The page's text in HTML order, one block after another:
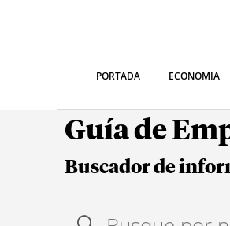
PORTADA ECONOMIA
Guía de
Buscador de